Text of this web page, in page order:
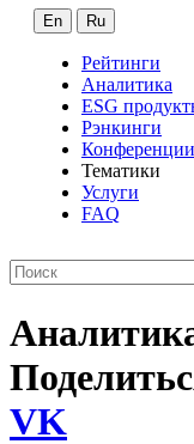
En Ru
Рейтинги
Аналитика
ESG
Рэнкинги
Конференции
Тематики
Услуги
FAQ
VK